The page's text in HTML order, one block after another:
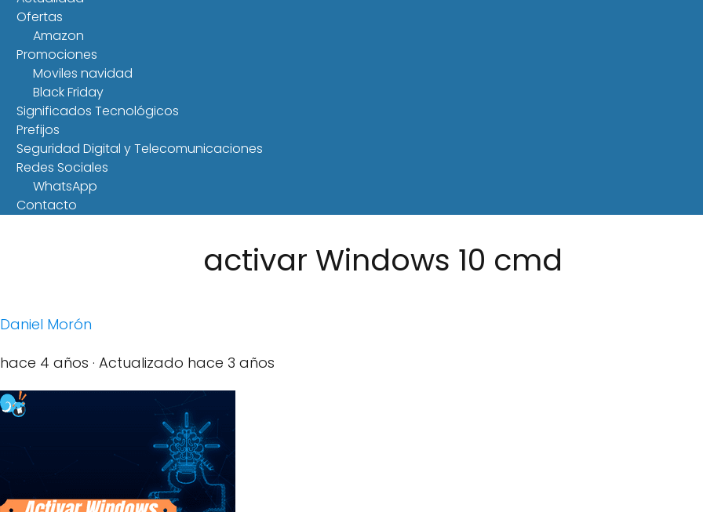
Ofertas
Amazon
Promociones
Moviles navidad
Black Friday
Significados Tecnológicos
Prefijos
Seguridad Digital y Telecomunicaciones
Redes Sociales
WhatsApp
Contacto
activar Windows 10 cmd
Daniel Morón
hace 4 años · Actualizado hace 3 años